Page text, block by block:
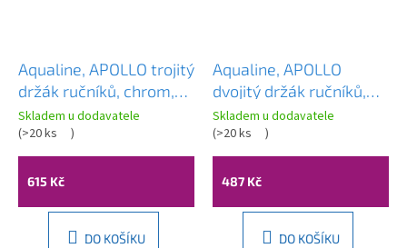
Aqualine, APOLLO trojitý
držák ručníků, chrom,
1416-16
Skladem u dodavatele
(>20 ks )
615 Kč
DO KOŠÍKU
Aqualine, APOLLO
dvojitý držák ručníků,
chrom, 1416-15
Skladem u dodavatele
(>20 ks )
487 Kč
DO KOŠÍKU